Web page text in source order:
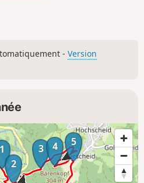
-Version
1
2
3 4 5